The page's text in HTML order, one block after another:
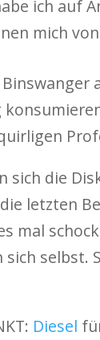
ich auf
mich
sich die
letzten
mal
sich selbst.
Diesel